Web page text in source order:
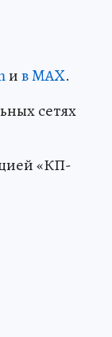
ив MAX.
сетях
«КП-